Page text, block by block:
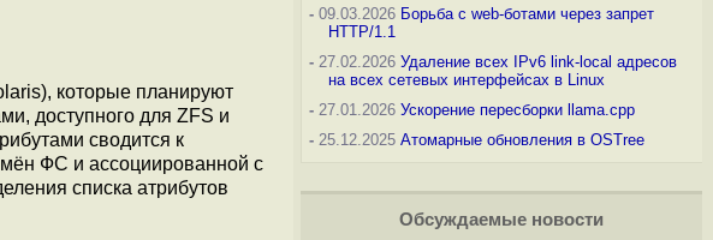
которые планируют
доступного для ZFS и
сводится к
ФС и ассоциированной с
списка атрибутов
-09.03.2026 Борьба с web-ботами через запрет
HTTP/1.1
-27.02.2026 Удаление всех IPv6 link-local адресов
на всех сетевых интерфейсах в Linux
-27.01.2026 Ускорение пересборки llama.cpp
-25.12.2025 Атомарные обновления в OSTree
Обсуждаемые новости